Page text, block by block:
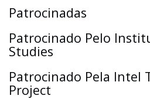
Patrocinadas
Patrocinado Pelo
Studies
Patrocinado Pela Intel
Project